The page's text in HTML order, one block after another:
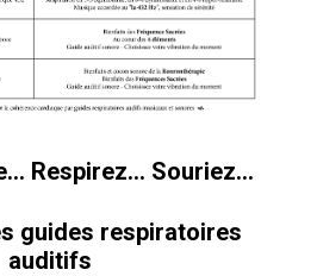
Respirez… Souriez…
guides respiratoires
auditifs